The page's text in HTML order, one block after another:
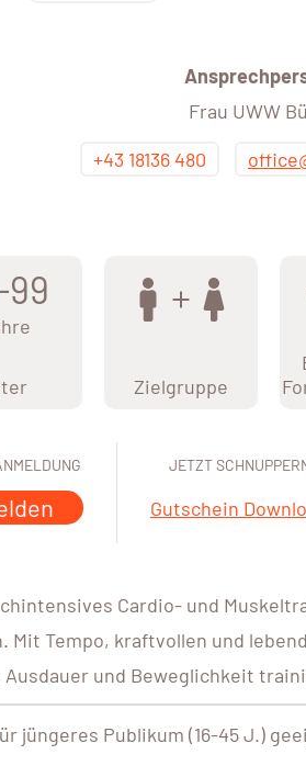
Frau UWW
+43 18136 480
99
Zielgruppe
JETZT
Gutschein
Cardio- und
Tempo, kraftvollen und
und Beweglichkeit
jüngeres Publikum (16-45 J.)